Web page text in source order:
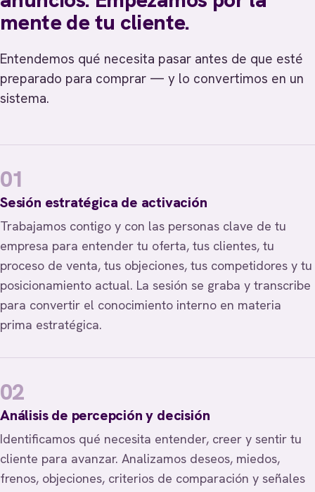
mente de tu cliente.
Entendemos qué necesita pasar antes de que esté
preparado para comprar — y lo convertimos en un
sistema.
01
Sesión estratégica de activación
Trabajamos contigo y con las personas clave de tu
empresa para entender tu oferta, tus clientes, tu
proceso de venta, tus objeciones, tus competidores y tu
posicionamiento actual. La sesión se graba y transcribe
para convertir el conocimiento interno en materia
prima estratégica.
02
Análisis de percepción y decisión
Identificamos qué necesita entender, creer y sentir tu
cliente para avanzar. Analizamos deseos, miedos,
frenos, objeciones, criterios de comparación y señales